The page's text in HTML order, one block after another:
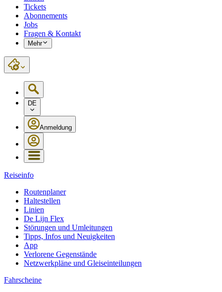
Tickets
Abonnements
Jobs
Fragen & Kontakt
Mehr
DE
Anmeldung
Reiseinfo
Routenplaner
Haltestellen
Linien
De Lijn Flex
Störungen und Umleitungen
Tipps, Infos und Neuigkeiten
App
Verlorene Gegenstände
Netzwerkpläne und Gleiseinteilungen
Fahrscheine